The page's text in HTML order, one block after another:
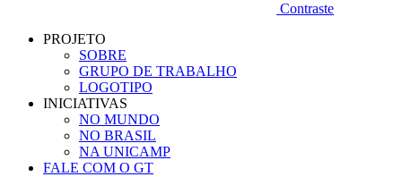
Contraste
PROJETO
SOBRE
GRUPO DE TRABALHO
LOGOTIPO
INICIATIVAS
NO MUNDO
NO BRASIL
NA UNICAMP
FALE COM O GT